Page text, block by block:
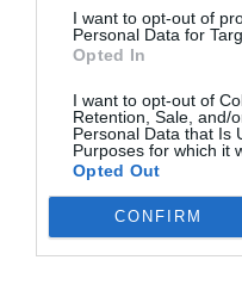
I want to opt-out of
Personal Data for
Opted In
I want to opt-out of
Retention, Sale, and/
Personal Data that Is
Purposes for which it
Opted Out
CONFIRM
ZAS DESDE 1999
Casi 3 décadas
auténticas traídas
Ver detalles›